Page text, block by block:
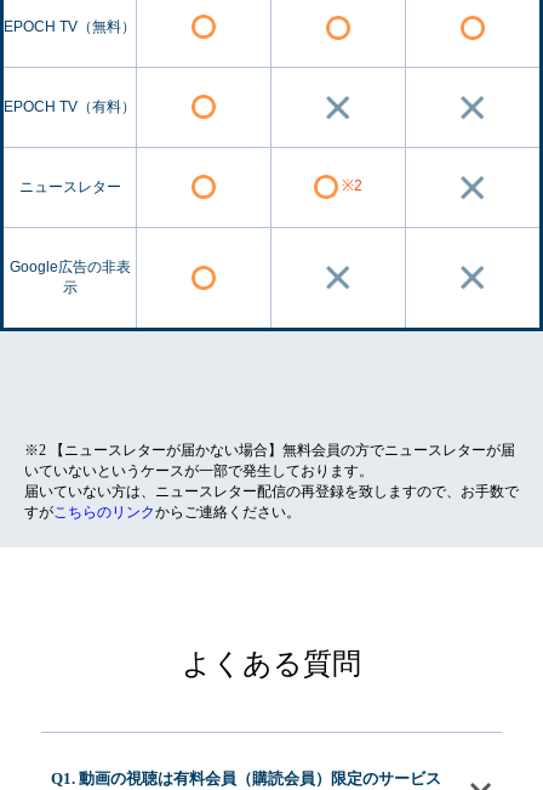
EPOCH TV（無料）
EPOCH TV（有料）
ニュースレター ※2
Google広告の非表
示
※2 【ニュースレターが届かない場合】無料会員の方でニュースレターが届
いていないというケースが一部で発生しております。
届いていない方は、ニュースレター配信の再登録を致しますので、お手数で
すがこちらのリンクからご連絡ください。
よくある質問
Q1. 動画の視聴は有料会員（購読会員）限定のサービス